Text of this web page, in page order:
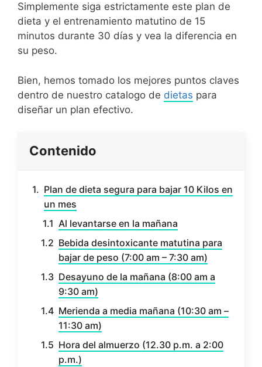
Simplemente siga estrictamente este plan de
dieta y el entrenamiento matutino de 15
minutos durante 30 días y vea la diferencia en
su peso.
Bien, hemos tomado los mejores puntos claves
dentro de nuestro catalogo de dietas para
diseñar un plan efectivo.
Contenido
Plan de dieta segura para bajar 10 Kilos en
un mes
Al levantarse en la mañana
Bebida desintoxicante matutina para
bajar de peso (7:00 am – 7:30 am)
Desayuno de la mañana (8:00 am a
9:30 am)
Merienda a media mañana (10:30 am –
11:30 am)
Hora del almuerzo (12.30 p.m. a 2:00
p.m.)